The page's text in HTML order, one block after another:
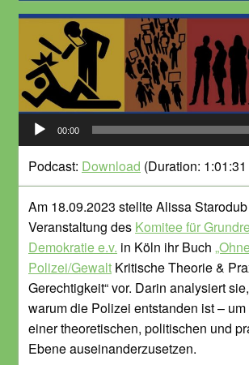
Audio-
Player
00:00
Podcast: Download (Duration:
Am 18.09.2023 stellte Alissa
Veranstaltung des Komitee für
Demokratie e.v. in Köln ihr Buch
Polizei/Gewalt Kritische Theorie &
Gerechtigkeit“ vor. Darin analysiert
warum die Polizei entstanden ist –
einer theoretischen, politischen und
Ebene auseinanderzusetzen.